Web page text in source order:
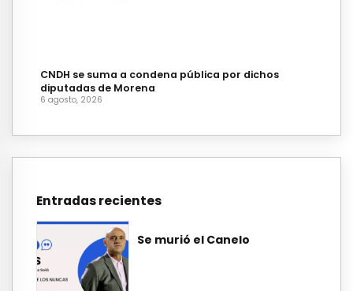
CNDH se suma a condena pública por dichos
diputadas de Morena
6 agosto, 2026
Entradas recientes
Se murió el Canelo